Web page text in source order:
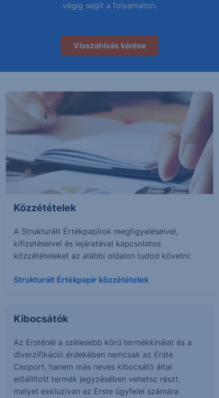
végig segít a folyamaton.
Visszahívás kérése
Közzétételek
A Strukturált Értékpapírok megfigyeléseivel,
kifizetéseivel és lejáratával kapcsolatos
közzétételeket az alábbi oldalon tudod követni:
Strukturált Értékpapír közzétételek
Kibocsátók
Az Ersténél a szélesebb körű termékkínálat és a
diverzifikáció érdekében nemcsak az Erste
Csoport, hanem más neves kibocsátó által
előállított termék jegyzésében vehetsz részt,
melyet exkluzívan az Erste ügyfelei számára